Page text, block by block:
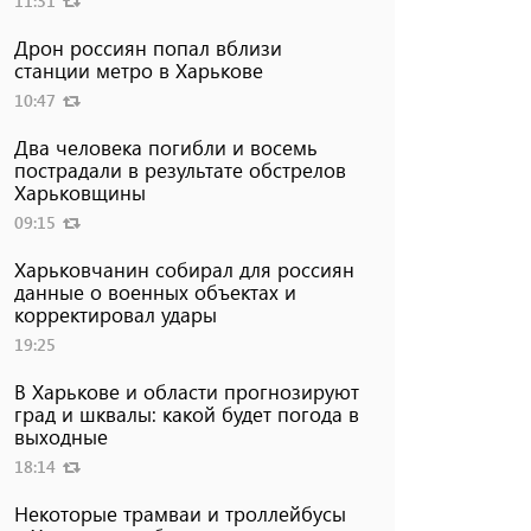
Дрон россиян попал вблизи
станции метро в Харькове
10:47
Два человека погибли и восемь
пострадали в результате обстрелов
Харьковщины
09:15
Харьковчанин собирал для россиян
данные о военных объектах и ​​
корректировал удары
19:25
В Харькове и области прогнозируют
град и шквалы: какой будет погода в
выходные
18:14
Некоторые трамваи и троллейбусы